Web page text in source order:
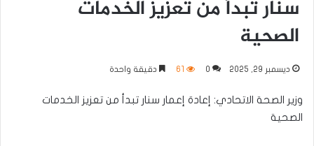
سنار تبدأ من تعزيز الخدمات
الصحية
ديسمبر 29, 2025 0
61 دقيقة واحدة
وزير الصحة الاتحادي: إعادة إعمار سنار تبدأ من تعزيز الخدمات
الصحية